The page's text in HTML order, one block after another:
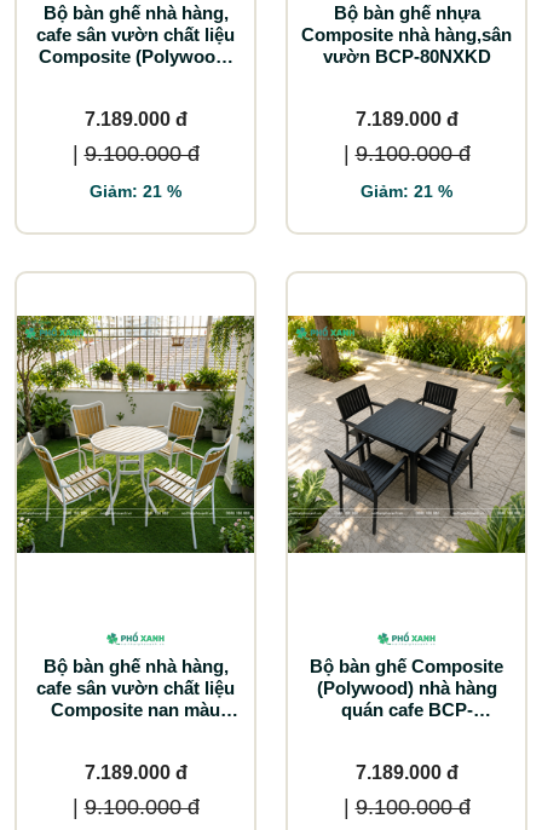
Bộ bàn ghế nhà hàng,
cafe sân vườn chất liệu
Composite (Polywood)
7.189.000 đ
| 9.100.000 đ
Giảm: 21 %
Bộ bàn ghế nhựa
Composite nhà hàng,sân
vườn BCP-80NXKD
7.189.000 đ
| 9.100.000 đ
Giảm: 21 %
Bộ bàn ghế nhà hàng,
cafe sân vườn chất liệu
Composite nan màu
7.189.000 đ
| 9.100.000 đ
Bộ bàn ghế Composite
(Polywood) nhà hàng
quán cafe BCP-
7.189.000 đ
| 9.100.000 đ